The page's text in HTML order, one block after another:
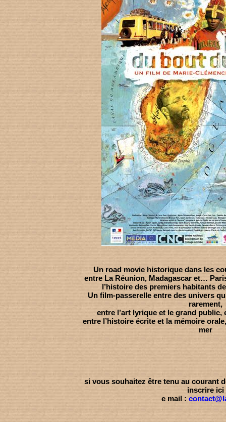
Un road movie historique dans les
entre La Réunion, Madagascar et…
l’histoire des premiers habitants
Un film-passerelle entre des univers
rarement,
entre l’art lyrique et le grand public,
entre l’histoire écrite et la mémoire
mer
si vous souhaitez être tenu au courant
inscrire ici
e mail :